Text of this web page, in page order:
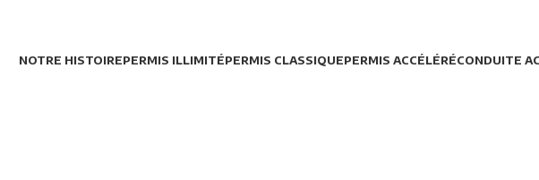
NOTRE HISTOIREPERMIS ILLIMITÉPERMIS CLASSIQUEPERMIS ACCÉLÉRÉCONDUITE